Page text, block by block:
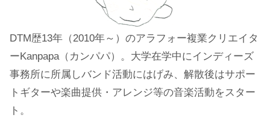
DTM歴13年（2010年～）のアラフォー複業クリエイタ
ーKanpapa（カンパパ）。大学在学中にインディーズ
事務所に所属しバンド活動にはげみ、解散後はサポー
トギターや楽曲提供・アレンジ等の音楽活動をスター
ト。